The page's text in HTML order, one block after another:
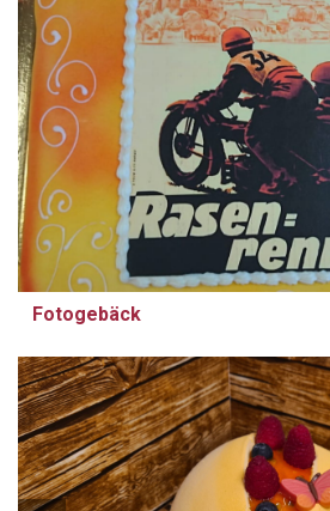
Fotogebäck